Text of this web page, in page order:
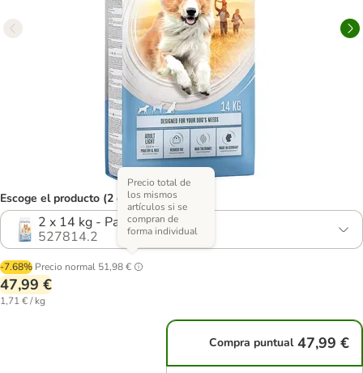
Escoge el producto (2 opciones)
2 x 14 kg - Pack Ahorro
527814.2
-7.68% Precio normal 51,98 €
Precio total de
los mismos
artículos si se
compran de
forma individual
47,99 €
1,71 € / kg
Compra puntual 47,99 €